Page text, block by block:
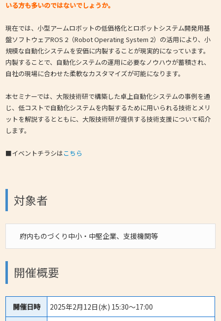
いる方も多いのではないでしょうか。
現在では、小型アームロボットの低価格化とロボットシステム開発用基
盤ソフトウェアROS 2（Robot Operating System 2）の活用により、小
規模な自動化システムを安価に内製することが現実的になっています。
内製することで、自動化システムの運用に必要なノウハウが蓄積され、
自社の現場に合わせた柔軟なカスタマイズが可能になります。
本セミナーでは、大阪技術研で構築した卓上自動化システムの事例を通
じ、低コストで自動化システムを内製するために用いられる技術とメリ
ットを解説するとともに、大阪技術研が提供する技術支援について紹介
します。
■イベントチラシはこちら
対象者
府内ものづくり中小・中堅企業、支援機関等
開催概要
開催日時 2025年2月12日(水) 15:30～17:00